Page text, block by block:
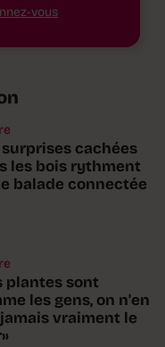
vous
surprises cachées
les bois rythment
balade connectée
plantes sont
les gens, on n'en
vraiment le